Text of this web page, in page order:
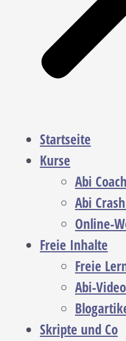
Startseite
Kurse
Abi
Abi
Online-
Freie Inhalte
Freie
Abi-
Skripte und Co